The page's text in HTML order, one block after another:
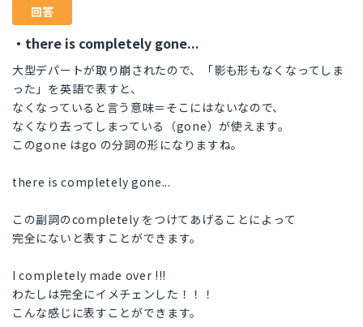
回答
・there is completely gone...
大型デパートが取り崩されたので、「影も形もなくなってしま
った」を英語で表すと、
なくなっていると言う意味＝そこにはないなので、
なくなり去ってしまっている（gone）が使えます。
このgone はgo の分詞の形になりますね。
there is completely gone...
この副詞のcompletely をつけてあげることによって
完全にないと表すことができます。
I completely made over !!!
わたしは完全にイメチェンした！！！
こんな感じに表すことができます。